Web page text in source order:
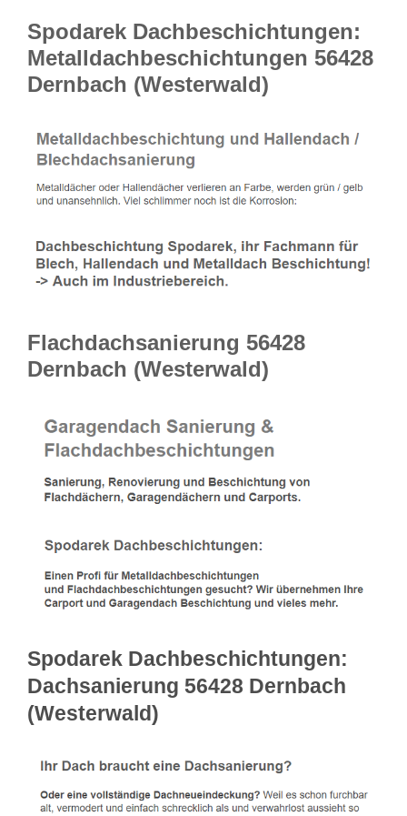
Spodarek Dachbeschichtungen:
Metalldachbeschichtungen 56428
Dernbach (Westerwald)
Flachdachsanierung 56428
Dernbach (Westerwald)
Spodarek Dachbeschichtungen:
Dachsanierung 56428 Dernbach
(Westerwald)